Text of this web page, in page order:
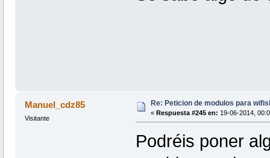
Manuel_cdz85
Visitante
Re: Peticion de modulos para
« Respuesta #245 en: 19-06-2014,
Podréis poner